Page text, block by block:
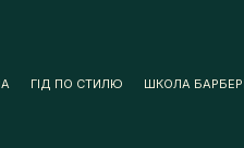
ГІД ПО СТИЛЮ ШКОЛА